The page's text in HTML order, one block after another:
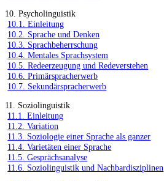
10. Psycholinguistik
10.1. Einleitung
10.2. Sprache und Denken
10.3. Sprachbeherrschung
10.4. Mentales Sprachsystem
10.5. Redeerzeugung und Redeverstehen
10.6. Primärspracherwerb
10.7. Sekundärspracherwerb
11. Soziolinguistik
11.1. Einleitung
11.2. Variation
11.3. Soziologie einer Sprache als ganzer
11.4. Varietäten einer Sprache
11.5. Gesprächsanalyse
11.6. Soziolinguistik und Nachbardisziplinen